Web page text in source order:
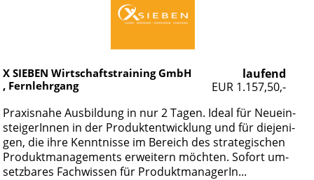
laufend
EUR 1.157,50,-
X SIEBEN Wirtschaftstraining GmbH
, Fernlehrgang
Pra­xis­na­he Aus­bil­dung in nur 2 Ta­gen. Ide­al für Neu­ein­
stei­ge­rIn­nen in der Pro­dukt­ent­wick­lung und für die­je­ni­
gen, die ih­re Kennt­nis­se im Be­reich des stra­te­gi­schen
Pro­dukt­ma­nage­ments er­wei­tern möch­ten. So­fort um­
setz­ba­res Fach­wis­sen für Pro­dukt­ma­na­ge­rIn...